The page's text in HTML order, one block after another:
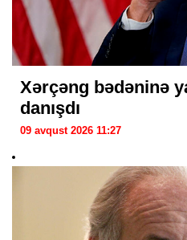
Xərçəng bədəninə
danışdı
09 avqust 2026 11:27